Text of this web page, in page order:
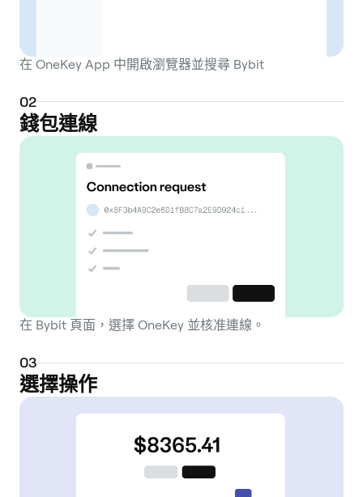
在 OneKey App 中開啟瀏覽器並搜尋 Bybit
02
錢包連線
在 Bybit 頁面，選擇 OneKey 並核准連線。
03
選擇操作